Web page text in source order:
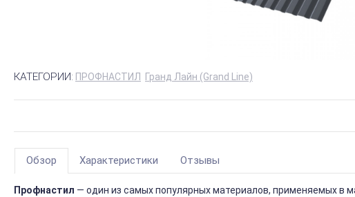
КАТЕГОРИИ: ПРОФНАСТИЛ Гранд Лайн (Grand Line)
Обзор Характеристики Отзывы
Профнастил — один из самых популярных материалов, применяемых в